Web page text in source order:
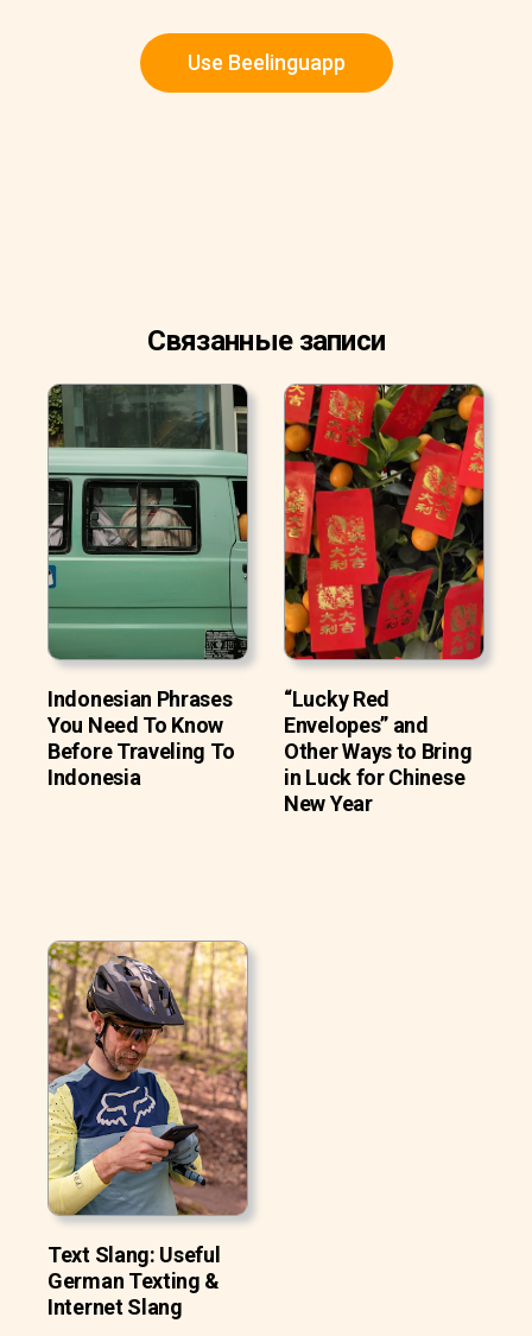
Use Beelinguapp
Связанные записи
Indonesian Phrases
You Need To Know
Before Traveling To
Indonesia
“Lucky Red
Envelopes” and
Other Ways to Bring
in Luck for Chinese
New Year
Text Slang: Useful
German Texting &
Internet Slang